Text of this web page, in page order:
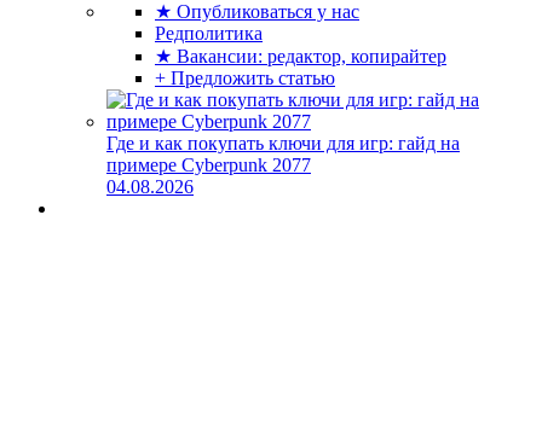
★ Опубликоваться у нас
Редполитика
★ Вакансии: редактор, копирайтер
+ Предложить статью
Где и как покупать ключи для игр: гайд на
примере Cyberpunk 2077
04.08.2026